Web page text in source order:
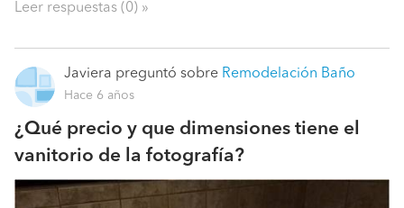
Leer respuestas (0) »
Javiera preguntó sobre Remodelación Baño
Hace 6 años
¿Qué precio y que dimensiones tiene el
vanitorio de la fotografía?